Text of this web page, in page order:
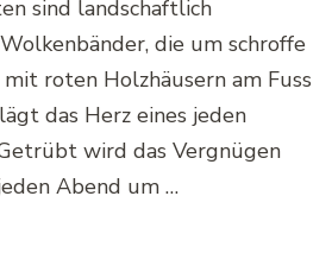
sind landschaftlich
die um schroffe
roten Holzhäusern am Fuss
das Herz eines jeden
wird das Vergnügen
Abend um …